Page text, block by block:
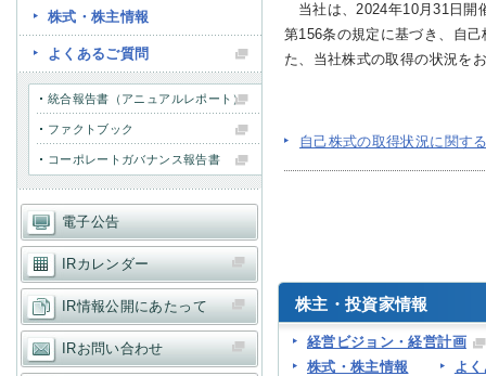
技術開発
サステナビリティ
IR情報
採用情報
プレスリリース
当社は、2024年10月31日開
第156条の規定に基づき、自
た、当社株式の取得の状況を
自己株式の取得状況に関す
株主・投資家情報
経営ビジョン・経営計画
株式・株主情報
よ
株式・株主情報
よくあるご質問
統合報告書（アニュアルレポート）
ファクトブック
コーポレートガバナンス報告書
電子公告
IRカレンダー
IR情報公開にあたって
IRお問い合わせ